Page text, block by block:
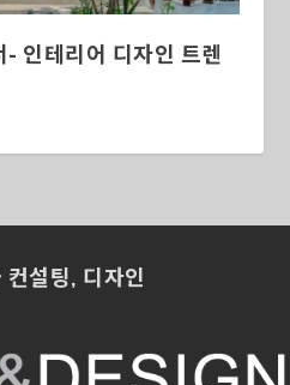
인테리어 디자인 트렌
컨설팅, 디자인